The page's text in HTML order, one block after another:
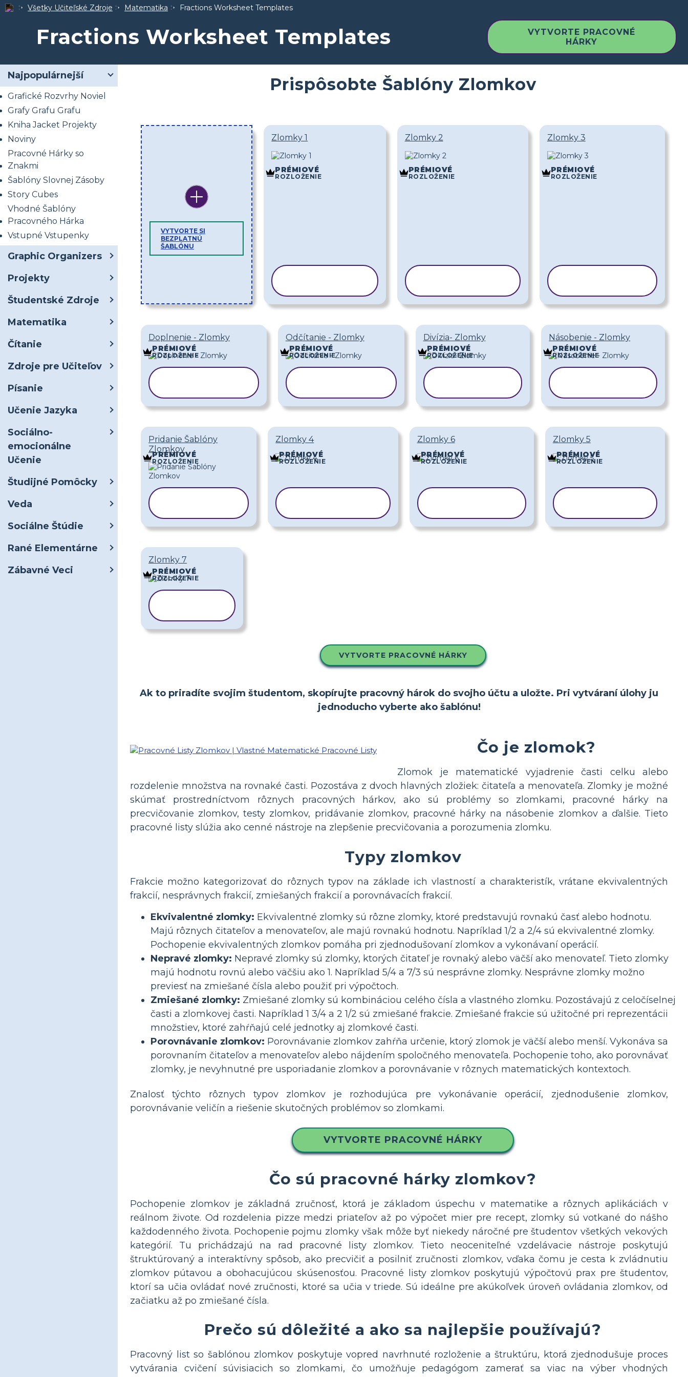
Všetky Učiteľské Zdroje Matematika Fractions Worksheet Templates
Fractions Worksheet Templates
VYTVORTE PRACOVNÉ
HÁRKY
Najpopulárnejší
Grafické Rozvrhy Noviel
Grafy Grafu Grafu
Kniha Jacket Projekty
Noviny
Pracovné Hárky so
Znakmi
Šablóny Slovnej Zásoby
Story Cubes
Vhodné Šablóny
Pracovného Hárka
Vstupné Vstupenky
Graphic Organizers
Projekty
Študentské Zdroje
Matematika
Čítanie
Zdroje pre Učiteľov
Písanie
Učenie Jazyka
Sociálno-
emocionálne
Učenie
Študijné Pomôcky
Veda
Sociálne Štúdie
Rané Elementárne
Zábavné Veci
Prispôsobte Šablóny Zlomkov
VYTVORTE SI
BEZPLATNÚ
ŠABLÓNU
Zlomky 1
PRÉMIOVÉ
ROZLOŽENIE
Zlomky 2
PRÉMIOVÉ
ROZLOŽENIE
Zlomky 3
PRÉMIOVÉ
ROZLOŽENIE
Doplnenie - Zlomky
PRÉMIOVÉ
ROZLOŽENIE
Odčítanie - Zlomky
PRÉMIOVÉ
ROZLOŽENIE
Divízia- Zlomky
PRÉMIOVÉ
ROZLOŽENIE
Násobenie - Zlomky
PRÉMIOVÉ
ROZLOŽENIE
Pridanie Šablóny
Zlomkov
PRÉMIOVÉ
ROZLOŽENIE
Zlomky 4
PRÉMIOVÉ
ROZLOŽENIE
Zlomky 6
PRÉMIOVÉ
ROZLOŽENIE
Zlomky 5
PRÉMIOVÉ
ROZLOŽENIE
Zlomky 7
PRÉMIOVÉ
ROZLOŽENIE
VYTVORTE PRACOVNÉ HÁRKY
Ak to priradíte svojim študentom, skopírujte pracovný hárok do svojho účtu a uložte. Pri vytváraní úlohy ju
jednoducho vyberte ako šablónu!
Čo je zlomok?
Zlomok je matematické vyjadrenie časti celku alebo
rozdelenie množstva na rovnaké časti. Pozostáva z dvoch hlavných zložiek: čitateľa a menovateľa. Zlomky je možné
skúmať prostredníctvom rôznych pracovných hárkov, ako sú problémy so zlomkami, pracovné hárky na
precvičovanie zlomkov, testy zlomkov, pridávanie zlomkov, pracovné hárky na násobenie zlomkov a ďalšie. Tieto
pracovné listy slúžia ako cenné nástroje na zlepšenie precvičovania a porozumenia zlomku.
Typy zlomkov
Frakcie možno kategorizovať do rôznych typov na základe ich vlastností a charakteristík, vrátane ekvivalentných
frakcií, nesprávnych frakcií, zmiešaných frakcií a porovnávacích frakcií.
Ekvivalentné zlomky: Ekvivalentné zlomky sú rôzne zlomky, ktoré predstavujú rovnakú časť alebo hodnotu.
Majú rôznych čitateľov a menovateľov, ale majú rovnakú hodnotu. Napríklad 1/2 a 2/4 sú ekvivalentné zlomky.
Pochopenie ekvivalentných zlomkov pomáha pri zjednodušovaní zlomkov a vykonávaní operácií.
Nepravé zlomky: Nepravé zlomky sú zlomky, ktorých čitateľ je rovnaký alebo väčší ako menovateľ. Tieto zlomky
majú hodnotu rovnú alebo väčšiu ako 1. Napríklad 5/4 a 7/3 sú nesprávne zlomky. Nesprávne zlomky možno
previesť na zmiešané čísla alebo použiť pri výpočtoch.
Zmiešané zlomky: Zmiešané zlomky sú kombináciou celého čísla a vlastného zlomku. Pozostávajú z celočíselnej
časti a zlomkovej časti. Napríklad 1 3/4 a 2 1/2 sú zmiešané frakcie. Zmiešané frakcie sú užitočné pri reprezentácii
množstiev, ktoré zahŕňajú celé jednotky aj zlomkové časti.
Porovnávanie zlomkov: Porovnávanie zlomkov zahŕňa určenie, ktorý zlomok je väčší alebo menší. Vykonáva sa
porovnaním čitateľov a menovateľov alebo nájdením spoločného menovateľa. Pochopenie toho, ako porovnávať
zlomky, je nevyhnutné pre usporiadanie zlomkov a porovnávanie v rôznych matematických kontextoch.
Znalosť týchto rôznych typov zlomkov je rozhodujúca pre vykonávanie operácií, zjednodušenie zlomkov,
porovnávanie veličín a riešenie skutočných problémov so zlomkami.
VYTVORTE PRACOVNÉ HÁRKY
Čo sú pracovné hárky zlomkov?
Pochopenie zlomkov je základná zručnosť, ktorá je základom úspechu v matematike a rôznych aplikáciách v
reálnom živote. Od rozdelenia pizze medzi priateľov až po výpočet mier pre recept, zlomky sú votkané do nášho
každodenného života. Pochopenie pojmu zlomky však môže byť niekedy náročné pre študentov všetkých vekových
kategórií. Tu prichádzajú na rad pracovné listy zlomkov. Tieto neoceniteľné vzdelávacie nástroje poskytujú
štruktúrovaný a interaktívny spôsob, ako precvičiť a posilniť zručnosti zlomkov, vďaka čomu je cesta k zvládnutiu
zlomkov pútavou a obohacujúcou skúsenosťou. Pracovné listy zlomkov poskytujú výpočtovú prax pre študentov,
ktorí sa učia ovládať nové zručnosti, ktoré sa učia v triede. Sú ideálne pre akúkoľvek úroveň ovládania zlomkov, od
začiatku až po zmiešané čísla.
Prečo sú dôležité a ako sa najlepšie používajú?
Pracovný list so šablónou zlomkov poskytuje vopred navrhnuté rozloženie a štruktúru, ktorá zjednodušuje proces
vytvárania cvičení súvisiacich so zlomkami, čo umožňuje pedagógom zamerať sa viac na výber vhodných